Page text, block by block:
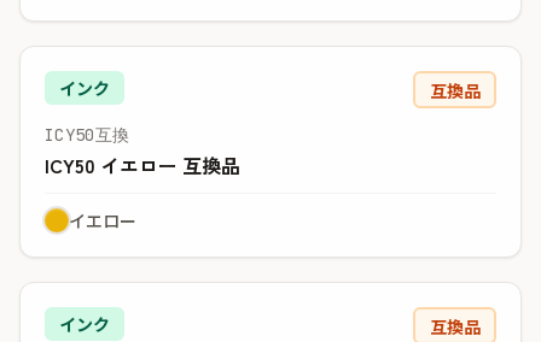
インク 互換品
ICY50互換
ICY50 イエロー 互換品
イエロー
インク 互換品